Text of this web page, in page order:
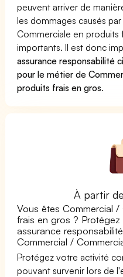
peuvent arriver de
les dommages causés
Commerciale en produits
importants. Il est donc
assurance responsabilité
pour le métier de
produits frais en gros.
À partir
Vous êtes Commercial
frais en gros ?
assurance
Commercial /
Protégez votre activité
pouvant survenir lors de